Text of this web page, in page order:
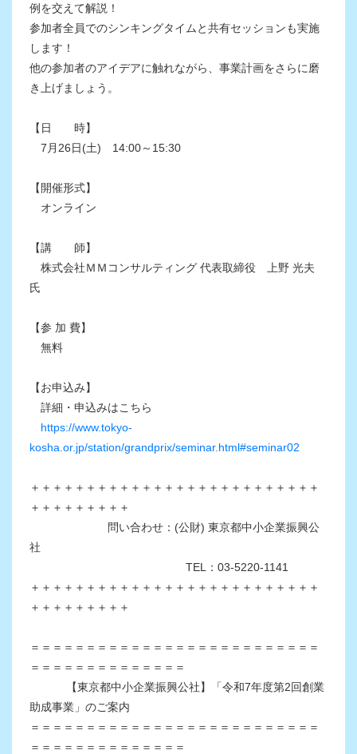
例を交えて解説！
参加者全員でのシンキングタイムと共有セッションも実施
します！
他の参加者のアイデアに触れながら、事業計画をさらに磨
き上げましょう。
【日 時】
7月26日(土) 14:00～15:30
【開催形式】
オンライン
【講 師】
株式会社ＭＭコンサルティング 代表取締役 上野 光夫
氏
【参 加 費】
無料
【お申込み】
詳細・申込みはこちら
https://www.tokyo-
kosha.or.jp/station/grandprix/seminar.html#seminar02
＋＋＋＋＋＋＋＋＋＋＋＋＋＋＋＋＋＋＋＋＋＋＋＋＋＋
＋＋＋＋＋＋＋＋＋
問い合わせ：(公財) 東京都中小企業振興公
社
TEL：03-5220-1141
＋＋＋＋＋＋＋＋＋＋＋＋＋＋＋＋＋＋＋＋＋＋＋＋＋＋
＋＋＋＋＋＋＋＋＋
＝＝＝＝＝＝＝＝＝＝＝＝＝＝＝＝＝＝＝＝＝＝＝＝＝＝
＝＝＝＝＝＝＝＝＝＝＝＝＝＝
【東京都中小企業振興公社】「令和7年度第2回創業
助成事業」のご案内
＝＝＝＝＝＝＝＝＝＝＝＝＝＝＝＝＝＝＝＝＝＝＝＝＝＝
＝＝＝＝＝＝＝＝＝＝＝＝＝＝